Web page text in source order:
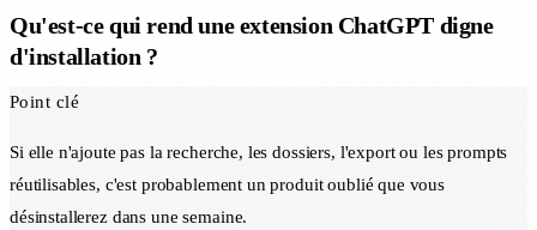
Qu'est-ce qui rend une extension ChatGPT digne
d'installation ?
Point clé
Si elle n'ajoute pas la recherche, les dossiers, l'export ou les prompts
réutilisables, c'est probablement un produit oublié que vous
désinstallerez dans une semaine.